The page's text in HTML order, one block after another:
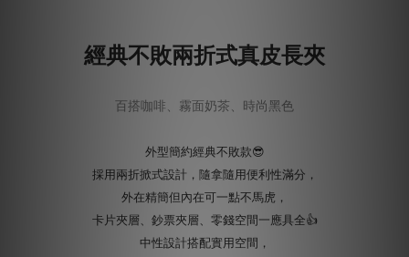
經典不敗兩折式真皮長夾
百搭咖啡、霧面奶茶、時尚黑色
外型簡約經典不敗款😎
採用兩折掀式設計，隨拿隨用便利性滿分，
外在精簡但內在可一點不馬虎，
卡片夾層、鈔票夾層、零錢空間一應具全👍
中性設計搭配實用空間，